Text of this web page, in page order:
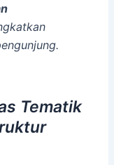
Tematik